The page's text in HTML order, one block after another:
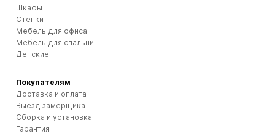
Шкафы
Стенки
Мебель для офиса
Мебель для спальни
Детские
Покупателям
Доставка и оплата
Выезд замерщика
Сборка и установка
Гарантия